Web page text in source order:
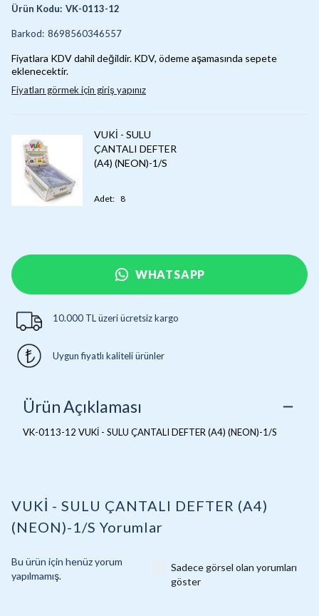
Ürün Kodu: VK-0113-12
Barkod: 8698560346557
Fiyatlara KDV dahil değildir. KDV, ödeme aşamasında sepete
eklenecektir.
Fiyatları görmek için giriş yapınız
VUKİ - SULU
ÇANTALI DEFTER
(A4) (NEON)-1/S
Adet: 8
WHATSAPP
10.000 TL üzeri ücretsiz kargo
Uygun fiyatlı kaliteli ürünler
Ürün Açıklaması
VK-0113-12 VUKİ - SULU ÇANTALI DEFTER (A4) (NEON)-1/S
VUKİ - SULU ÇANTALI DEFTER (A4)
(NEON)-1/S Yorumlar
Bu ürün için henüz yorum
yapılmamış.
Sadece görsel olan yorumları
göster